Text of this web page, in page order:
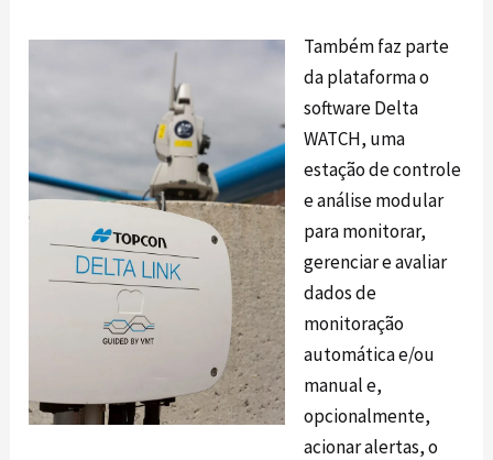
Também faz parte
da plataforma o
software Delta
WATCH, uma
estação de controle
e análise modular
para monitorar,
gerenciar e avaliar
dados de
monitoração
automática e/ou
manual e,
opcionalmente,
acionar alertas, o